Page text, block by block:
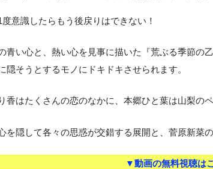
度意識したらもう後戻りはできない！
青い心と、熱い心を見事に描いた『荒ぶる季節の
隠そうとするモノにドキドキさせられます。
香はたくさんの恋のなかに、本郷ひと葉は山梨の
を隠して各々の思惑が交錯する展開と、菅原新菜
▼動画の無料視聴は